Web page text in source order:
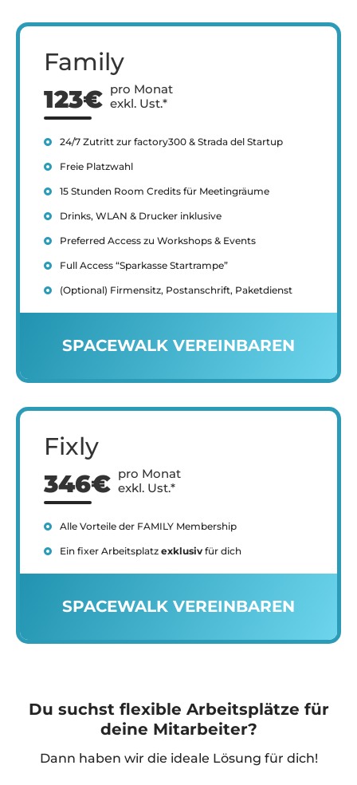
Family
123€ pro Monat
exkl. Ust.*
24/7 Zutritt zur factory300 & Strada del Startup
Freie Platzwahl
15 Stunden Room Credits für Meetingräume
Drinks, WLAN & Drucker inklusive
Preferred Access zu Workshops & Events
Full Access “Sparkasse Startrampe”
(Optional) Firmensitz, Postanschrift, Paketdienst
SPACEWALK VEREINBAREN
Fixly
346€ pro Monat
exkl. Ust.*
Alle Vorteile der FAMILY Membership
Ein fixer Arbeitsplatz exklusiv für dich
SPACEWALK VEREINBAREN
Du suchst flexible Arbeitsplätze für
deine Mitarbeiter?
Dann haben wir die ideale Lösung für dich!